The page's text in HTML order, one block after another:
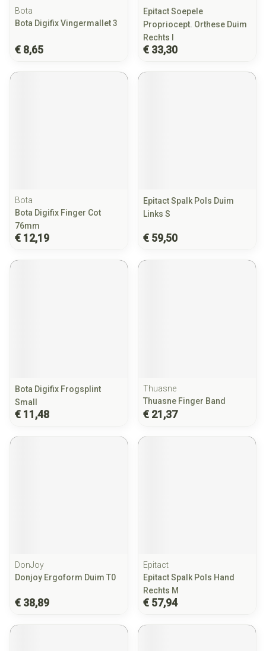
Bota
Bota Digifix Vingermallet 3
€ 8,65
Epitact Soepele
Propriocept. Orthese Duim
Rechts l
€ 33,30
Bota
Bota Digifix Finger Cot
76mm
€ 12,19
Epitact Spalk Pols Duim
Links S
€ 59,50
Bota Digifix Frogsplint
Small
€ 11,48
Thuasne
Thuasne Finger Band
€ 21,37
DonJoy
Donjoy Ergoform Duim T0
€ 38,89
Epitact
Epitact Spalk Pols Hand
Rechts M
€ 57,94